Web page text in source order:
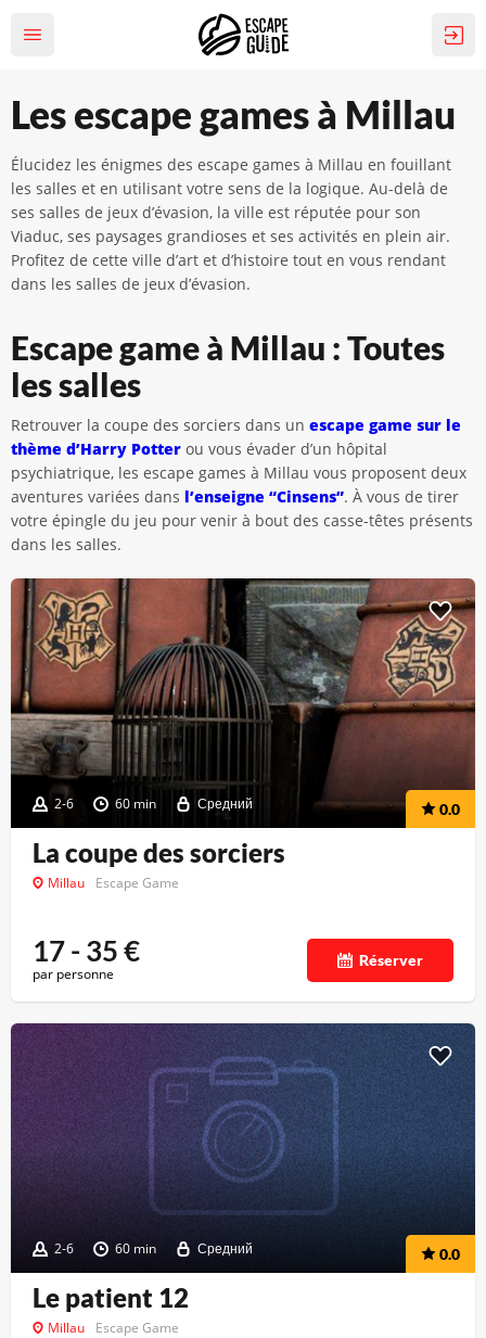
Les escape games à Millau
Élucidez les énigmes des escape games à Millau en fouillant
les salles et en utilisant votre sens de la logique. Au-delà de
ses salles de jeux d’évasion, la ville est réputée pour son
Viaduc, ses paysages grandioses et ses activités en plein air.
Profitez de cette ville d’art et d’histoire tout en vous rendant
dans les salles de jeux d’évasion.
Escape game à Millau : Toutes
les salles
Retrouver la coupe des sorciers dans un escape game sur le
thème d’Harry Potter ou vous évader d’un hôpital
psychiatrique, les escape games à Millau vous proposent deux
aventures variées dans l’enseigne “Cinsens”. À vous de tirer
votre épingle du jeu pour venir à bout des casse-têtes présents
dans les salles.
2-6 60 min Средний 0.0
La coupe des sorciers
Millau Escape Game
17 - 35€
par personne
Réserver
2-6 60 min Средний 0.0
Le patient 12
Millau Escape Game